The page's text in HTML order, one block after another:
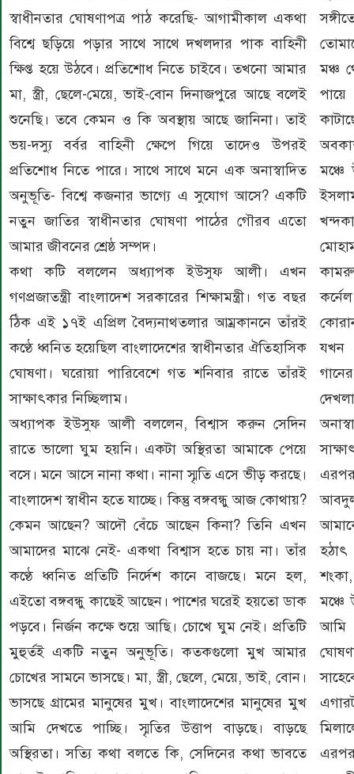
স্বাধীনতার ঘোষণাপত্র পাঠ করেছি- আগামীকাল একথা
বিশ্বে ছড়িয়ে পড়ার সাথে সাথে দখলদার পাক বাহিনী
ক্ষিপ্ত হয়ে উঠবে। প্রতিশোধ নিতে চাইবে। তখনো আমার
মা, স্ত্রী, ছেলে-মেয়ে, ভাই-বোন দিনাজপুরে আছে বলেই
শুনেছি। তবে কেমন ও কি অবস্থায় আছে জানিনা। তাই
ভয়-দস্যু বর্বর বাহিনী ক্ষেপে গিয়ে তাদেও উপরই
প্রতিশোধ নিতে পারে। সাথে সাথে মনে এক অনাস্বাদিত
অনুভূতি- বিশ্বে কজনার ভাগ্যে এ সুযোগ আসে? একটি
নতুন জাতির স্বাধীনতার ঘোষণা পাঠের গৌরব এতো
আমার জীবনের শ্রেষ্ঠ সম্পদ।
কথা কটি বললেন অধ্যাপক ইউসুফ আলী। এখন
গণপ্রজাতন্ত্রী বাংলাদেশ সরকারের শিক্ষামন্ত্রী। গত বছর
ঠিক এই ১৭ই এপ্রিল বৈদ্যনাথতলার আম্রকাননে তাঁরই
কণ্ঠে ধ্বনিত হয়েছিল বাংলাদেশের স্বাধীনতার ঐতিহাসিক
ঘোষণা। ঘরোয়া পারিবেশে গত শনিবার রাতে তাঁরই
সাক্ষাৎকার নিচ্ছিলাম।
অধ্যাপক ইউসুফ আলী বললেন, বিশ্বাস করুন সেদিন
রাতে ভালো ঘুম হয়নি। একটা অস্থিরতা আমাকে পেয়ে
বসে। মনে আসে নানা কথা। নানা স্মৃতি এসে ভীড় করছে।
বাংলাদেশ স্বাধীন হতে যাচ্ছে। কিন্তু বঙ্গবন্ধু আজ কোথায়?
কেমন আছেন? আদৌ বেঁচে আছেন কিনা? তিনি এখন
আমাদের মাঝে নেই- একথা বিশ্বাস হতে চায় না। তাঁর
কণ্ঠে ধ্বনিত প্রতিটি নির্দেশ কানে বাজছে। মনে হল,
এইতো বঙ্গবন্ধু কাছেই আছেন। পাশের ঘরেই হয়তো ডাক
পড়বে। নির্জন কক্ষে শুয়ে আছি। চোখে ঘুম নেই। প্রতিটি
মুহুর্তই একটি নতুন অনুভূতি। কতকগুলো মুখ আমার
চোখের সামনে ভাসছে। মা, স্ত্রী, ছেলে, মেয়ে, ভাই, বোন।
ভাসছে গ্রামের মানুষের মুখ। বাংলাদেশের মানুষের মুখ
আমি দেখতে পাচ্ছি। স্মৃতির উত্তাপ বাড়ছে। বাড়ছে
অস্থিরতা। সত্যি কথা বলতে কি, সেদিনের কথা ভাবতে
মঞ্চ
পায়ে
মঞ্চে
যখন
আবদুল
মঞ্চে
আমি
ঘোষণাটি